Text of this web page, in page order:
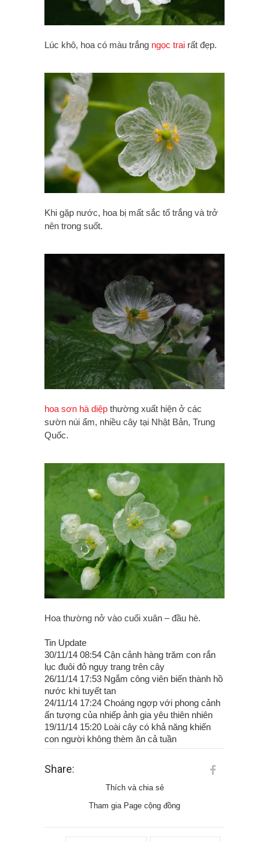
Lúc khô, hoa có màu trắng ngọc trai rất đẹp.
Khi gặp nước, hoa bị mất sắc tố trắng và trở
nên trong suốt.
hoa sơn hà diệp thường xuất hiện ở các
sườn núi ẩm, nhiều cây tại Nhật Bản, Trung
Quốc.
Hoa thường nở vào cuối xuân – đầu hè.
Tin Update
30/11/14 08:54 Cận cảnh hàng trăm con rắn
lục đuôi đỏ ngụy trang trên cây
26/11/14 17:53 Ngắm công viên biến thành hồ
nước khi tuyết tan
24/11/14 17:24 Choáng ngợp với phong cảnh
ấn tượng của nhiếp ảnh gia yêu thiên nhiên
19/11/14 15:20 Loài cây có khả năng khiến
con người không thèm ăn cả tuần
Share:
Thích và chia sẻ
Tham gia Page cộng đồng